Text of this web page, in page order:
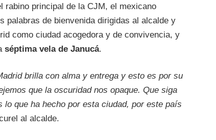
rabino principal de la CJM, el mexicano
palabras de bienvenida dirigidas al alcalde y
como ciudad acogedora y de convivencia, y
séptima vela de Janucá.
brilla con alma y entrega y esto es por su
que la oscuridad nos opaque. Que siga
lo que ha hecho por esta ciudad, por este país
al alcalde.